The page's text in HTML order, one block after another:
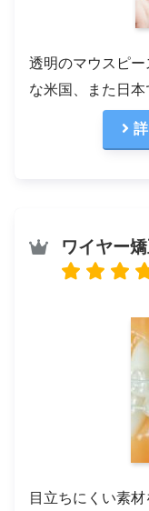
透明のマウスピ
な米国、また日本
ワイヤー
目立ちにくい素